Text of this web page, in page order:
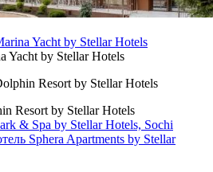
Yacht by Stellar Hotels
Resort by Stellar Hotels
& Spa by Stellar Hotels, Sochi
Sphera Apartments by Stellar